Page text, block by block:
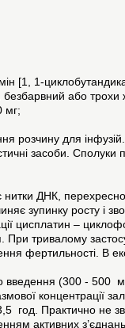
[1, 1-
безбарвний або
мг;
розчину для інфузій.
засоби. Сполуки
нитки ДНК,
зупинку росту і
цисплатин –
При тривалому
фертильності. В
введення (300 - 500
концентрації
год. Практично не
активних